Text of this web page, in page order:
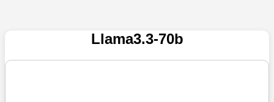
Llama3.3-70b